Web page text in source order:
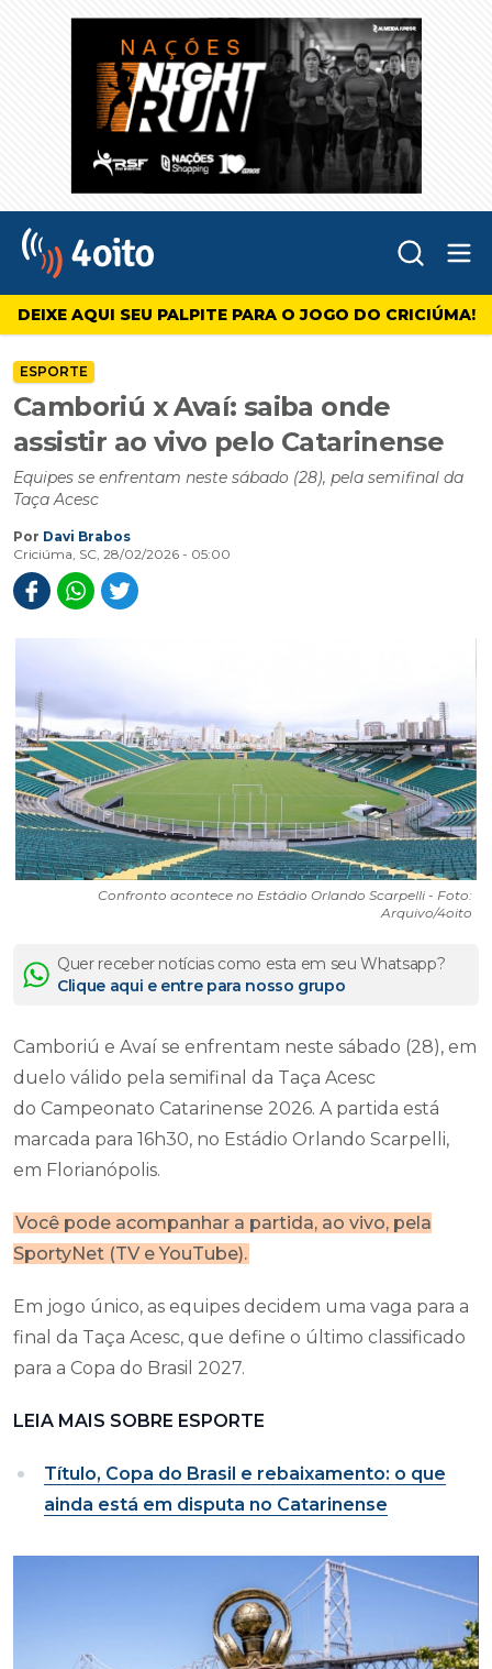
4oito
DEIXE AQUI SEU PALPITE PARA O JOGO DO CRICIÚMA!
ESPORTE
Camboriú x Avaí: saiba onde
assistir ao vivo pelo Catarinense
Equipes se enfrentam neste sábado (28), pela semifinal da
Taça Acesc
Por Davi Brabos
Criciúma, SC, 28/02/2026 - 05:00
Confronto acontece no Estádio Orlando Scarpelli - Foto:
Arquivo/4oito
Quer receber notícias como esta em seu Whatsapp?
Clique aqui e entre para nosso grupo
Camboriú e Avaí se enfrentam neste sábado (28), em
duelo válido pela semifinal da Taça Acesc
do Campeonato Catarinense 2026. A partida está
marcada para 16h30, no Estádio Orlando Scarpelli,
em Florianópolis.
Você pode acompanhar a partida, ao vivo, pela
SportyNet (TV e YouTube).
Em jogo único, as equipes decidem uma vaga para a
final da Taça Acesc, que define o último classificado
para a Copa do Brasil 2027.
LEIA MAIS SOBRE ESPORTE
Título, Copa do Brasil e rebaixamento: o que
ainda está em disputa no Catarinense